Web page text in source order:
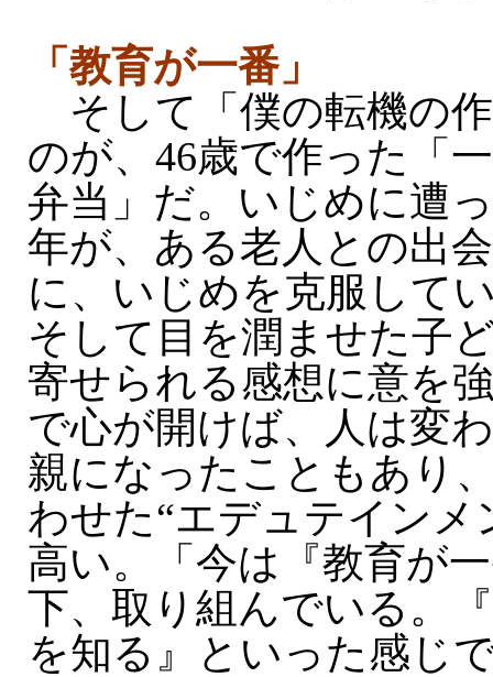
「教育が一番」
そして「僕の転機の
のが、46歳で作った「
弁当」だ。いじめに遭
年が、ある老人との出
に、いじめを克服して
そして目を潤ませた子
寄せられる感想に意を
で心が開けば、人は変
親になったこともあり
わせた“エデュテインメ
高い。「今は『教育が
下、取り組んでいる。
を知る』といった感じ